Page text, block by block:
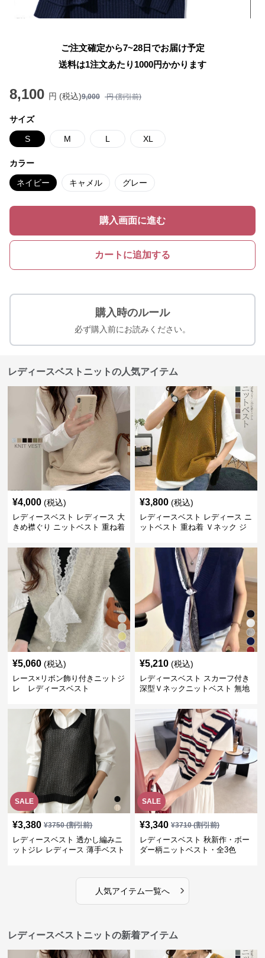
ご注文確定から7~28日でお届け予定
送料は1注文あたり 1000円かかります
8,100 円 (税込)9,000 円 (割引前)
サイズ
S M L XL
カラー
ネイビー キャメル グレー
購入画面に進む
カートに追加する
購入時のルール
必ず購入前にお読みください。
レディースベストニットの人気アイテム
¥4,000 (税込)
レディースベスト レディース 大
きめ襟ぐり ニットベスト 重ね着
¥3,800 (税込)
レディースベスト レディース ニ
ットベスト 重ね着 Ｖネック ジ
¥5,060 (税込)
レース×リボン飾り付きニットジ
レ レディースベスト
¥5,210 (税込)
レディースベスト スカーフ付き
深型Ｖネックニットベスト 無地
SALE
¥3,380 ¥3750(割引前)
レディースベスト 透かし編みニ
ットジレ レディース 薄手ベスト
SALE
¥3,340 ¥3710(割引前)
レディースベスト 秋新作・ボー
ダー柄ニットベスト・全3色
人気アイテム一覧へ ›
レディースベストニットの新着アイテム